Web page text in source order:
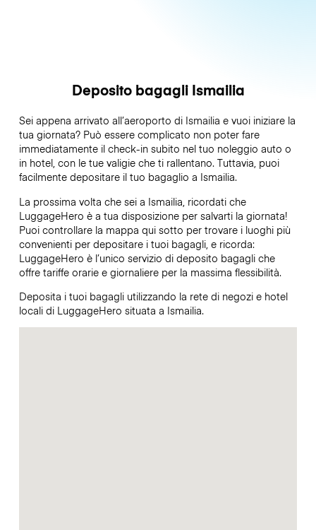
Deposito bagagli Ismailia
Sei appena arrivato all’aeroporto di Ismailia e vuoi iniziare la
tua giornata? Può essere complicato non poter fare
immediatamente il check-in subito nel tuo noleggio auto o
in hotel, con le tue valigie che ti rallentano. Tuttavia, puoi
facilmente depositare il tuo bagaglio a Ismailia.
La prossima volta che sei a Ismailia, ricordati che
LuggageHero è a tua disposizione per salvarti la giornata!
Puoi controllare la mappa qui sotto per trovare i luoghi più
convenienti per depositare i tuoi bagagli, e ricorda:
LuggageHero è l’unico servizio di deposito bagagli che
offre tariffe orarie e giornaliere per la massima flessibilità.
Deposita i tuoi bagagli utilizzando la rete di negozi e hotel
locali di LuggageHero situata a Ismailia.